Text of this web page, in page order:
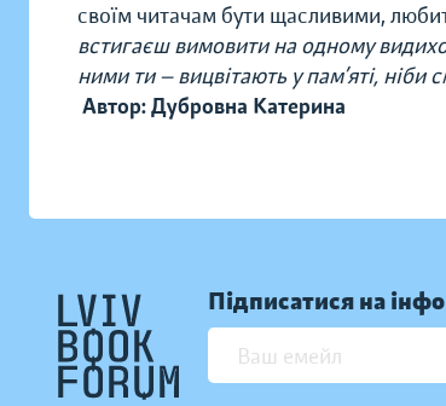
своїм читачам бути щасливими,
встигаєш вимовити на одному
ними ти — вицвітають у пам’яті, ніби
Автор: Дубровна Катерина
Підписатися на